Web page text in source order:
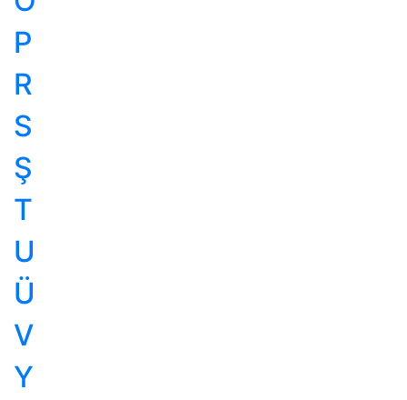
P
R
S
Ş
T
U
Ü
V
Y